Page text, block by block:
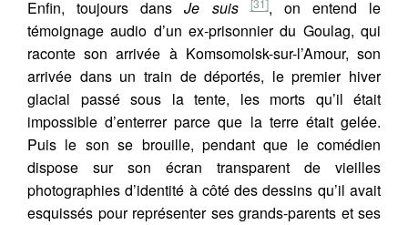
Enfin, toujours dansJe suis
, on entend le
témoignage audio d’un ex-prisonnier du Goulag, qui
raconte son arrivée à Komsomolsk-sur-l’Amour, son
arrivée dans un train de déportés, le premier hiver
glacial passé sous la tente, les morts qu’il était
impossible d’enterrer parce que la terre était gelée.
Puis le son se brouille, pendant que le comédien
dispose sur son écran transparent de vieilles
photographies d’identité à côté des dessins qu’il avait
esquissés pour représenter ses grands-parents et ses